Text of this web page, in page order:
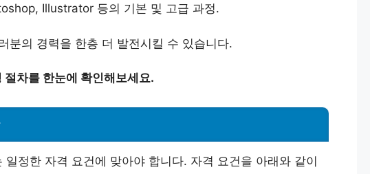
Illustrator 등의 기본 및 고급 과정.
분의 경력을 한층 더 발전시킬 수 있습니다.
차를 한눈에 확인해보세요.
정한 자격 요건에 맞아야 합니다. 자격 요건을 아래와 같이